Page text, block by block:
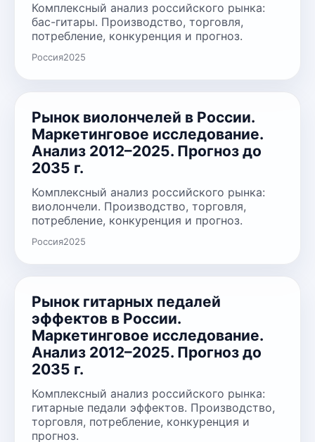
Комплексный анализ российского рынка:
бас-гитары. Производство, торговля,
потребление, конкуренция и прогноз.
Россия2025
Рынок виолончелей в России.
Маркетинговое исследование.
Анализ 2012–2025. Прогноз до
2035 г.
Комплексный анализ российского рынка:
виолончели. Производство, торговля,
потребление, конкуренция и прогноз.
Россия2025
Рынок гитарных педалей
эффектов в России.
Маркетинговое исследование.
Анализ 2012–2025. Прогноз до
2035 г.
Комплексный анализ российского рынка:
гитарные педали эффектов. Производство,
торговля, потребление, конкуренция и
прогноз.